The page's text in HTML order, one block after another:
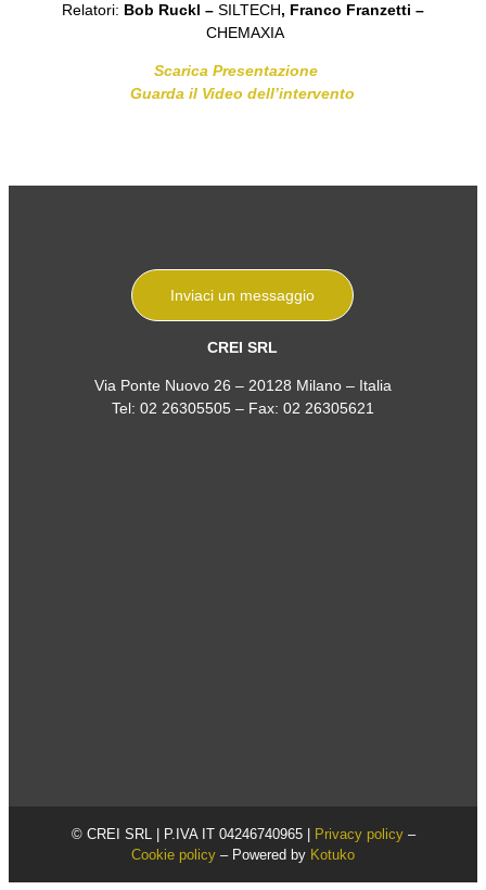
Relatori: Bob Ruckl – SILTECH, Franco Franzetti –
CHEMAXIA
Scarica Presentazione
Guarda il Video dell’intervento
Inviaci un messaggio
CREI SRL
Via Ponte Nuovo 26 – 20128 Milano – Italia
Tel: 02 26305505– Fax: 02 26305621
© CREI SRL | P.IVA IT 04246740965 | Privacy policy–
Cookie policy – Powered by Kotuko